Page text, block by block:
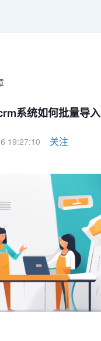
系统如何批量导入
19:27:10 关注